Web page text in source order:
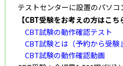
テストセンターに設置のパソ
【CBT受験をお考えの方はこち
CBT試験の動作確認テスト
CBT試験とは（予約から受験
CBT試験の動作確認動画